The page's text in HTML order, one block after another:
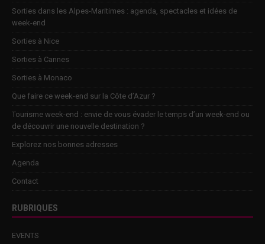
Sorties dans les Alpes-Maritimes : agenda, spectacles et idées de
week-end
Sorties à Nice
Sorties à Cannes
Sorties à Monaco
Que faire ce week-end sur la Côte d’Azur ?
Tourisme week-end : envie de vous évader le temps d’un week-end ou
de découvrir une nouvelle destination ?
Explorez nos bonnes adresses
Agenda
Contact
RUBRIQUES
EVENTS